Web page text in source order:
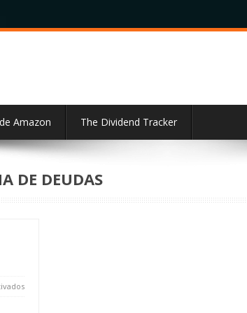
Amazon The Dividend Tracker
DE DEUDAS